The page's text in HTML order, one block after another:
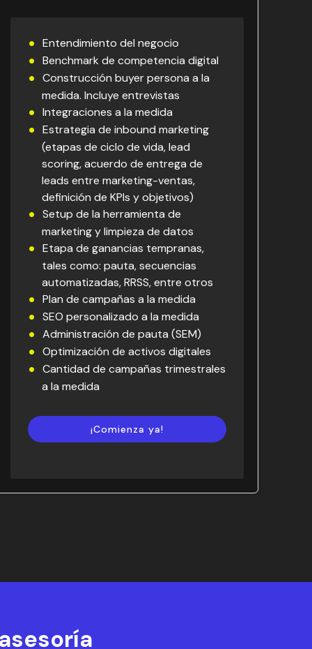
Entendimiento del negocio
Benchmark de competencia digital
Construcción buyer persona a la
medida. Incluye entrevistas
Integraciones a la medida
Estrategia de inbound marketing
(etapas de ciclo de vida, lead
scoring, acuerdo de entrega de
leads entre marketing-ventas,
definición de KPIs y objetivos)
Setup de la herramienta de
marketing y limpieza de datos
Etapa de ganancias tempranas,
tales como: pauta, secuencias
automatizadas, RRSS, entre otros
Plan de campañas a la medida
SEO personalizado a la medida
Administración de pauta (SEM)
Optimización de activos digitales
Cantidad de campañas trimestrales
a la medida
¡Comienza ya!